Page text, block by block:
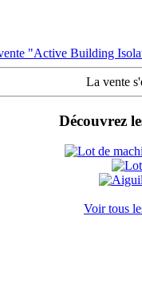
"Active Building
La vente
Découvrez
Voir tous